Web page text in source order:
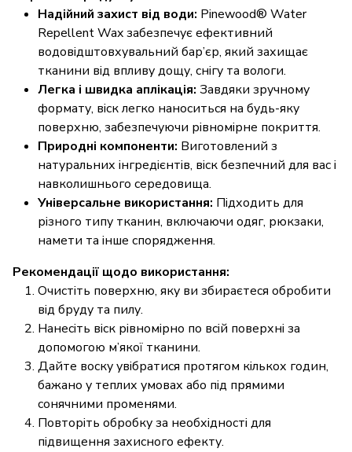
Надійний захист від води: Pinewood® Water
Repellent Wax забезпечує ефективний
водовідштовхувальний бар’єр, який захищає
тканини від впливу дощу, снігу та вологи.
Легка і швидка аплікація: Завдяки зручному
формату, віск легко наноситься на будь-яку
поверхню, забезпечуючи рівномірне покриття.
Природні компоненти: Виготовлений з
натуральних інгредієнтів, віск безпечний для вас і
навколишнього середовища.
Універсальне використання: Підходить для
різного типу тканин, включаючи одяг, рюкзаки,
намети та інше спорядження.
Рекомендації щодо використання:
Очистіть поверхню, яку ви збираєтеся обробити
від бруду та пилу.
Нанесіть віск рівномірно по всій поверхні за
допомогою м’якої тканини.
Дайте воску увібратися протягом кількох годин,
бажано у теплих умовах або під прямими
сонячними променями.
Повторіть обробку за необхідності для
підвищення захисного ефекту.